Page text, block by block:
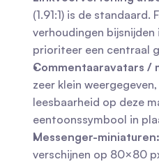
(1.91:1) is de standaard.
verhoudingen
prioriteer een centraal
Commentaaravatars /
zeer klein
leesbaarheid op deze
eentoonssymbool in
Messenger-miniaturen:
verschijnen op 80×80